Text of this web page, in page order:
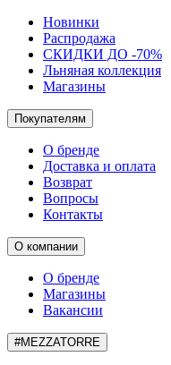
Новинки
Распродажа
СКИДКИ ДО -70%
Льняная коллекция
Магазины
Покупателям
О бренде
Доставка и оплата
Возврат
Вопросы
Контакты
О компании
О бренде
Магазины
Вакансии
#MEZZATORRE